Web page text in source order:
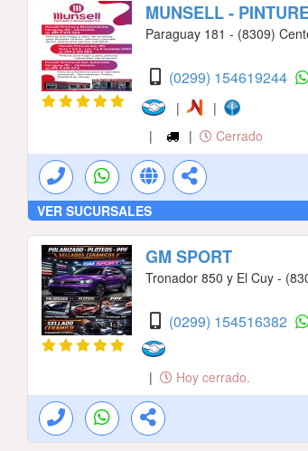
MUNSELL -
Paraguay 181 - (8309)
(0299) 154619244
|
|
|
| Cerrado
VER SUCURSALES
GM SPORT
Tronador 850 y El Cuy -
(0299) 154516382
| Hoy cerrado.